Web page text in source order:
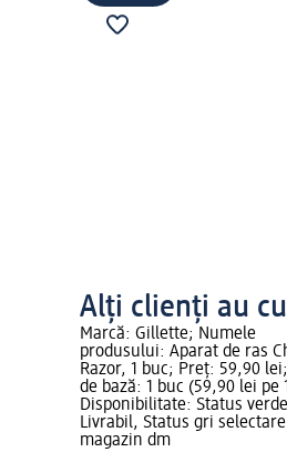
Alți clienți au
Marcă: Gillette; Numele
produsului: Aparat de ras
Razor, 1 buc; Preț: 59,90
de bază: 1 buc (59,90 lei pe
Disponibilitate: Status verde
Livrabil, Status gri selectare
magazin dm